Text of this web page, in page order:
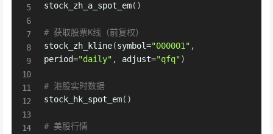
stock_zh_a_spot_em( )
# 获取股票K线（前复权）
stock_zh_kline(symbol="000001" ,
period="daily" , adjust="qfq")
# 港股实时数据
stock_hk_spot_em( )
# 美股行情